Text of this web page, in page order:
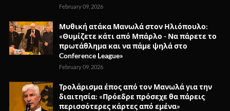
February 09, 2026
Μυθική ατάκα Μανωλά στον Ηλιόπουλο:
«Θυμίζετε κάτι από Μπάρλο - Να πάρετε το
πρωτάθλημα και να πάμε ψηλά στο
Conference League»
February 09, 2026
Τρολάρισμα έπος από τον Μανωλά για την
διαιτησία: «Πρόεδρε πρόσεχε θα πάρεις
περισσότερες κάρτες από εμένα»